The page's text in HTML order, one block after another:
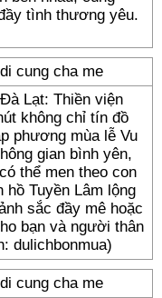
tình thương yêu.
Lạt: Thiền viện
không chỉ tín đồ
phương mùa lễ Vu
gian bình yên,
thể men theo con
Tuyền Lâm lộng
sắc đầy mê hoặc
bạn và người thân
dulichbonmua)